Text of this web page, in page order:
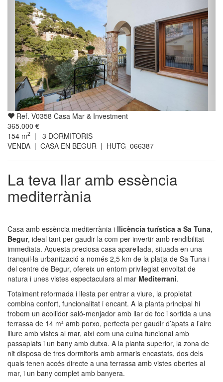
Ref. V0358 Casa Mar & Investment
365.000 €
154 m2 | 3 DORMITORIS
VENDA | CASA EN BEGUR | HUTG_066387
La teva llar amb essència
mediterrània
Casa amb essència mediterrània i llicència turística a Sa Tuna,
Begur, ideal tant per gaudir-la com per invertir amb rendibilitat
immediata. Aquesta preciosa casa aparellada, situada en una
tranquil·la urbanització a només 2,5 km de la platja de Sa Tuna i
del centre de Begur, ofereix un entorn privilegiat envoltat de
natura i unes vistes espectaculars al mar Mediterrani.
Totalment reformada i llesta per entrar a viure, la propietat
combina confort, funcionalitat i encant. A la planta principal hi
trobem un acollidor saló-menjador amb llar de foc i sortida a una
terrassa de 14 m² amb porxo, perfecta per gaudir d’àpats a l’aire
lliure amb vistes al mar, així com una cuina funcional amb
passaplats i un bany amb dutxa. A la planta superior, la zona de
nit disposa de tres dormitoris amb armaris encastats, dos dels
quals tenen accés directe a una terrassa amb vistes obertes al
mar, i un bany complet amb banyera.